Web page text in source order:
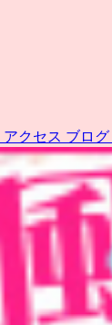
アクセス ブログ